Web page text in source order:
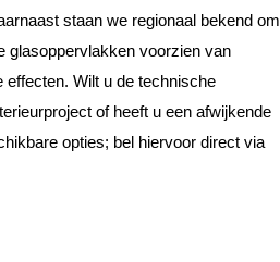
staan we regionaal bekend om
glasoppervlakken voorzien van
effecten. Wilt u de technische
of heeft u een afwijkende
opties; bel hiervoor direct via